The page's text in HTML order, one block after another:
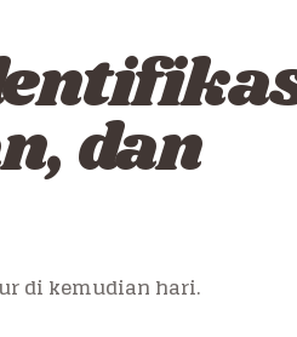
dan
di kemudian hari.